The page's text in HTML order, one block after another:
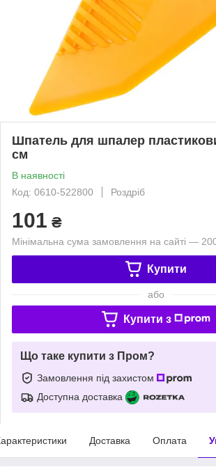
Шпатель для шпалер
см
В наявності
Код: 0610-522800
Роздріб
101 ₴
Мінімальна сума замовлення на сайті —
Купити
або
Купити з
Що таке купити з Пром?
Замовлення під захистом
Доступна доставка
Доставка Оплата